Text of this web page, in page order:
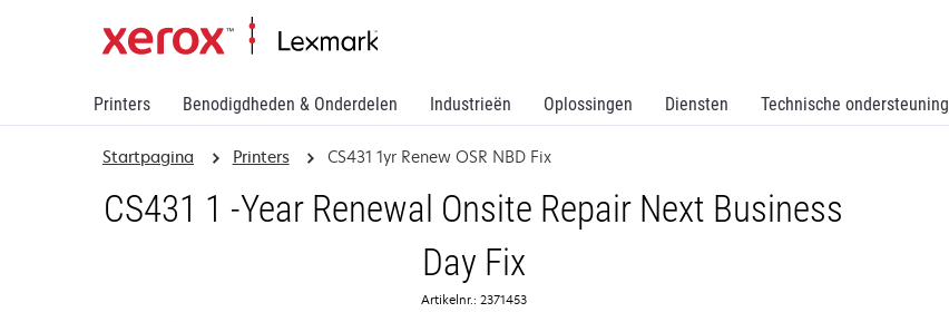
Printers Benodigdheden & Onderdelen Industrieën Oplossingen Diensten Technische ondersteuning
Startpagina Printers CS431 1yr Renew OSR NBD Fix
CS431 1 -Year Renewal Onsite Repair Next Business
Day Fix
Artikelnr.: 2371453